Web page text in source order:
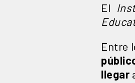
El
Entre
llegar